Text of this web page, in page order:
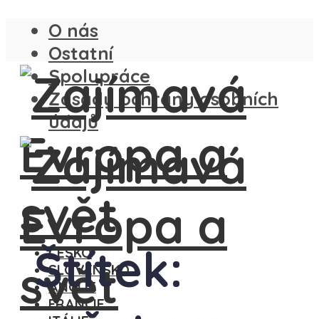
O nás
Ostatní
Spolupráce
Zásady ochrany osobních
údajů
ČESKO
SLOVENSKO
ANGLIE
FRANCIE
Štítek: